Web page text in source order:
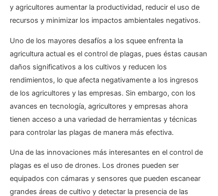
y agricultores aumentar la productividad, reducir el uso de
recursos y minimizar los impactos ambientales negativos.
Uno de los mayores desafíos a los squee enfrenta la
agricultura actual es el control de plagas, pues éstas causan
daños significativos a los cultivos y reducen los
rendimientos, lo que afecta negativamente a los ingresos
de los agricultores y las empresas. Sin embargo, con los
avances en tecnología, agricultores y empresas ahora
tienen acceso a una variedad de herramientas y técnicas
para controlar las plagas de manera más efectiva.
Una de las innovaciones más interesantes en el control de
plagas es el uso de drones. Los drones pueden ser
equipados con cámaras y sensores que pueden escanear
grandes áreas de cultivo y detectar la presencia de las